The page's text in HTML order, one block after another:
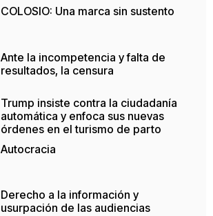
COLOSIO: Una marca sin sustento
Ante la incompetencia y falta de
resultados, la censura
Trump insiste contra la ciudadanía
automática y enfoca sus nuevas
órdenes en el turismo de parto
Autocracia
Derecho a la información y
usurpación de las audiencias